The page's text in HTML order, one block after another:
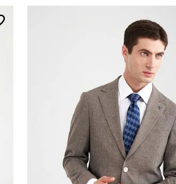
Добавить в